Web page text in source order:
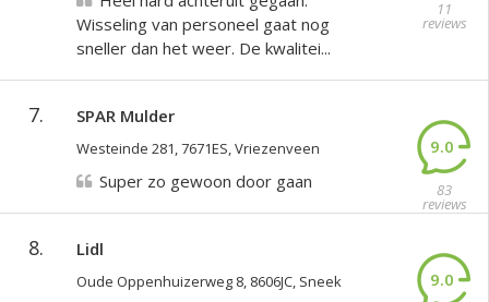
11
reviews
Wisseling van personeel gaat nog
sneller dan het weer. De kwalitei...
7. SPAR Mulder
Westeinde 281, 7671ES, Vriezenveen 9.0
83
reviews
Super zo gewoon door gaan
8. Lidl
Oude Oppenhuizerweg 8, 8606JC, Sneek 9.0